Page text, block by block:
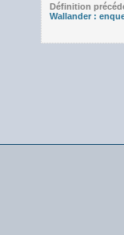
Définition
Wallander :